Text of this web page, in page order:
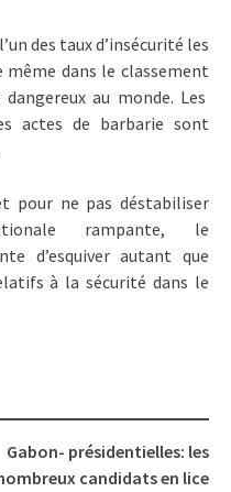
des taux d’insécurité les
dans le classement
au monde. Les
actes de barbarie sont
pour ne pas déstabiliser
rampante, le
d’esquiver autant que
à la sécurité dans le
Gabon- présidentielles: les
candidats en lice